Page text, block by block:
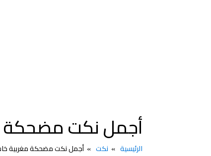
أجمل نكت مضحكة مغربية خاسرة
الرئيسية نكت أجمل نكت مضحكة مغربية خاسرة +18نكت